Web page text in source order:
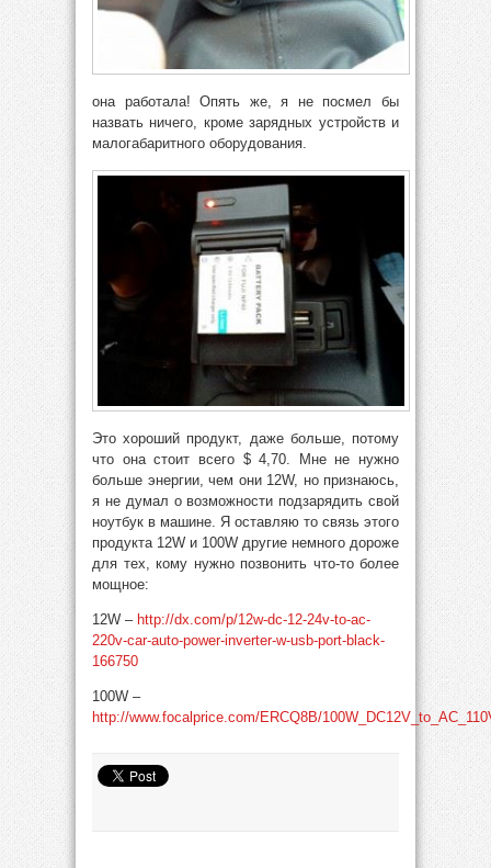
она работала! Опять же, я не посмел бы
назвать ничего, кроме зарядных устройств и
малогабаритного оборудования.
Это хороший продукт, даже больше, потому
что она стоит всего $ 4,70. Мне не нужно
больше энергии, чем они 12W, но признаюсь,
я не думал о возможности подзарядить свой
ноутбук в машине. Я оставляю то связь этого
продукта 12W и 100W другие немного дороже
для тех, кому нужно позвонить что-то более
мощное:
12W – http://dx.com/p/12w-dc-12-24v-to-ac-
220v-car-auto-power-inverter-w-usb-port-black-
166750
100W –
http://www.focalprice.com/ERCQ8B/